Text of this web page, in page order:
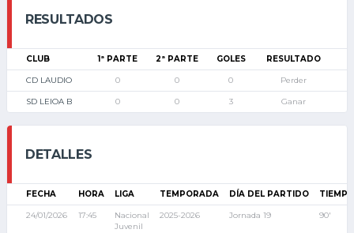
RESULTADOS
CLUB 1ª PARTE 2ª PARTE GOLES RESULTADO
CD LAUDIO 0 0 0 Perder
SD LEIOA B 0 0 3 Ganar
DETALLES
FECHA HORA LIGA TEMPORADA DÍA DEL PARTIDO
24/01/2026 17:45
Nacional
Juvenil
2025-2026 Jornada 19 90'